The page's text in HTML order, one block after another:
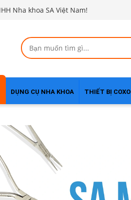
Nha khoa SA Việt Nam!
DỤNG CỤ NHA KHOA THIẾT BỊ COXO